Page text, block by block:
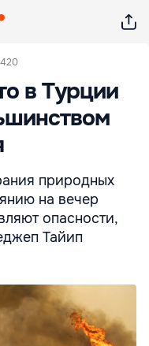
420
в Турции
природных
на вечер
опасности,
Тайип